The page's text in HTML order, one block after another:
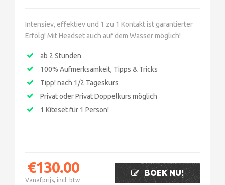
Intensiev, effektiev und 1 zu 1 Kontakt ist garantierter
Erfolg! Mit Headset auch auf dem Wasser möglich!
ab 2 Stunden
100% Aufmerksamkeit, Tipps & Tricks
Tipp! nach 1/2 Tageskurs
Privat oder Privat Doppelkurs möglich
1 Kiteset für 1 Person!
€130.00
Vanafprijs, incl. btw
BOEK NU!